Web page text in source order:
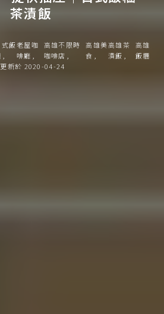
茶漬飯
式飯老屋咖
啡廳
高雄不限時
咖啡店
高雄美
食
高雄茶
漬飯
高雄
飯糰
新於 2020-04-24